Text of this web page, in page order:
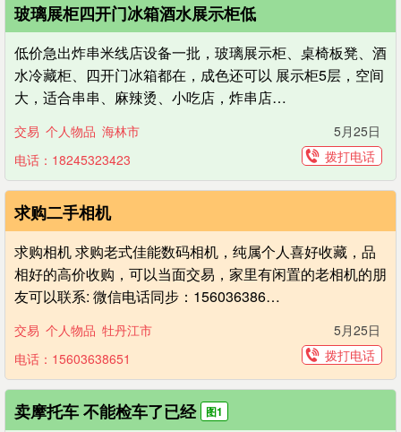
玻璃展柜四开门冰箱酒水展示柜低
低价急出炸串米线店设备一批，玻璃展示柜、桌椅板凳、酒
水冷藏柜、四开门冰箱都在，成色还可以 展示柜5层，空间
大，适合串串、麻辣烫、小吃店，炸串店…
交易 个人物品 海林市
5月25日
电话：18245323423
拨打电话
求购二手相机
求购相机 求购老式佳能数码相机，纯属个人喜好收藏，品
相好的高价收购，可以当面交易，家里有闲置的老相机的朋
友可以联系: 微信电话同步：156036386…
交易 个人物品 牡丹江市
5月25日
电话：15603638651
拨打电话
卖摩托车 不能检车了已经 图1